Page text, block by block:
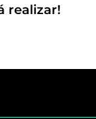
realizar!